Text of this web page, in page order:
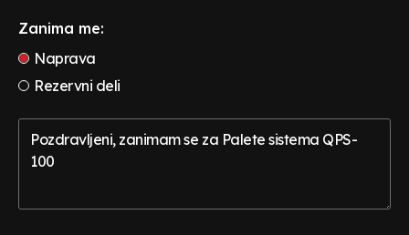
Zanima me:
Naprava
Rezervni deli
Komentar